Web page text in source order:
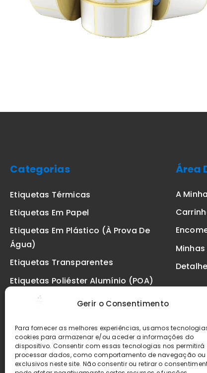
Gerir o Consentimento
Para fornecer as melhores experiências, usamos
cookies para armazenar e/ou aceder a informações do
dispositivo. Consentir com essas tecnologias nos permitirá
processar dados, como comportamento de navegação ou
exclusivos neste site. Não consentir ou retirar o
Categorias
Etiquetas Térmicas
Etiquetas Em Papel
Etiquetas Em Plástico (à Prova De
Água)
Etiquetas Transparentes
Etiquetas Poliéster Alumínio (POA)
Etiquetas De Segurança VOID
Etiquetas Zebra
Fitas
Área
A